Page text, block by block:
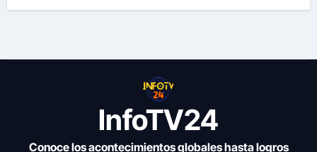
InfoTV24
Conoce los acontecimientos globales hasta logros